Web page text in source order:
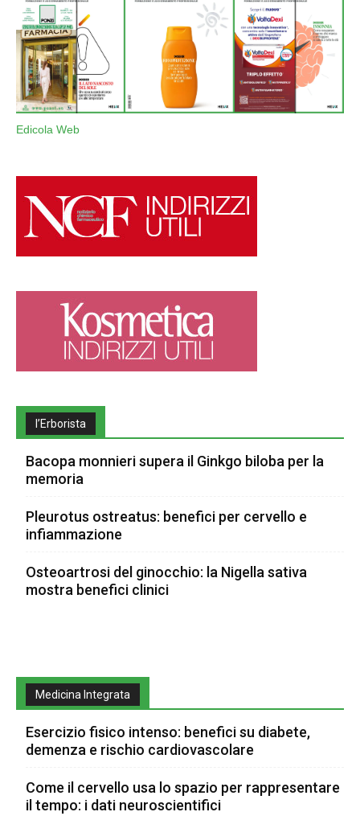
Edicola Web
l’Erborista
Bacopa monnieri supera il Ginkgo biloba per la
memoria
Pleurotus ostreatus: benefici per cervello e
infiammazione
Osteoartrosi del ginocchio: la Nigella sativa
mostra benefici clinici
Medicina Integrata
Esercizio fisico intenso: benefici su diabete,
demenza e rischio cardiovascolare
Come il cervello usa lo spazio per rappresentare
il tempo: i dati neuroscientifici